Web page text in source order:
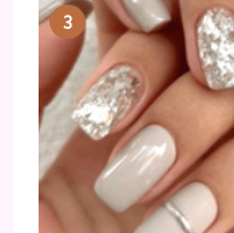
まれるアレルギーを
普段お使いの歯磨き
レルギーを引き起こ
すね。 •フッ素･･･歯
たり、虫歯と防ぐ働
粉の風味や爽...